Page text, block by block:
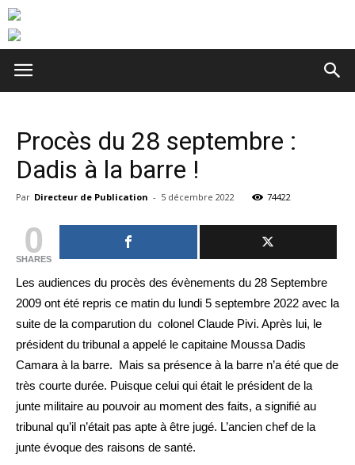
Procès du 28 septembre :
Dadis à la barre !
Par Directeur de Publication - 5 décembre 2022 74422
0
SHARES
Les audiences du procès des évènements du 28 Septembre
2009 ont été repris ce matin du lundi 5 septembre 2022 avec la
suite de la comparution du colonel Claude Pivi. Après lui, le
président du tribunal a appelé le capitaine Moussa Dadis
Camara à la barre. Mais sa présence à la barre n’a été que de
très courte durée. Puisque celui qui était le président de la
junte militaire au pouvoir au moment des faits, a signifié au
tribunal qu’il n’était pas apte à être jugé. L’ancien chef de la
junte évoque des raisons de santé.